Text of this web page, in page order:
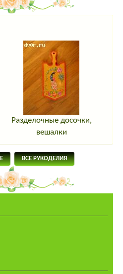
Разделочные досочки,
вешалки
ВСЕ РУКОДЕЛИЯ